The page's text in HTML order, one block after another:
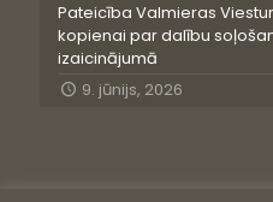
Pateicība Valmieras
kopienai par dalību
izaicinājumā
9. jūnijs, 2026